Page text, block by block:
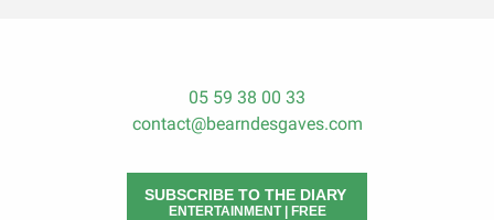
05 59 38 00 33
contact@bearndesgaves.com
SUBSCRIBE TO THE DIARY
ENTERTAINMENT | FREE